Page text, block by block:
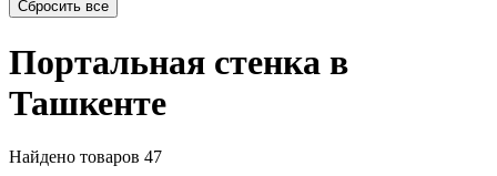
Сбросить все
Портальная стенка в
Ташкенте
Найдено товаров 47